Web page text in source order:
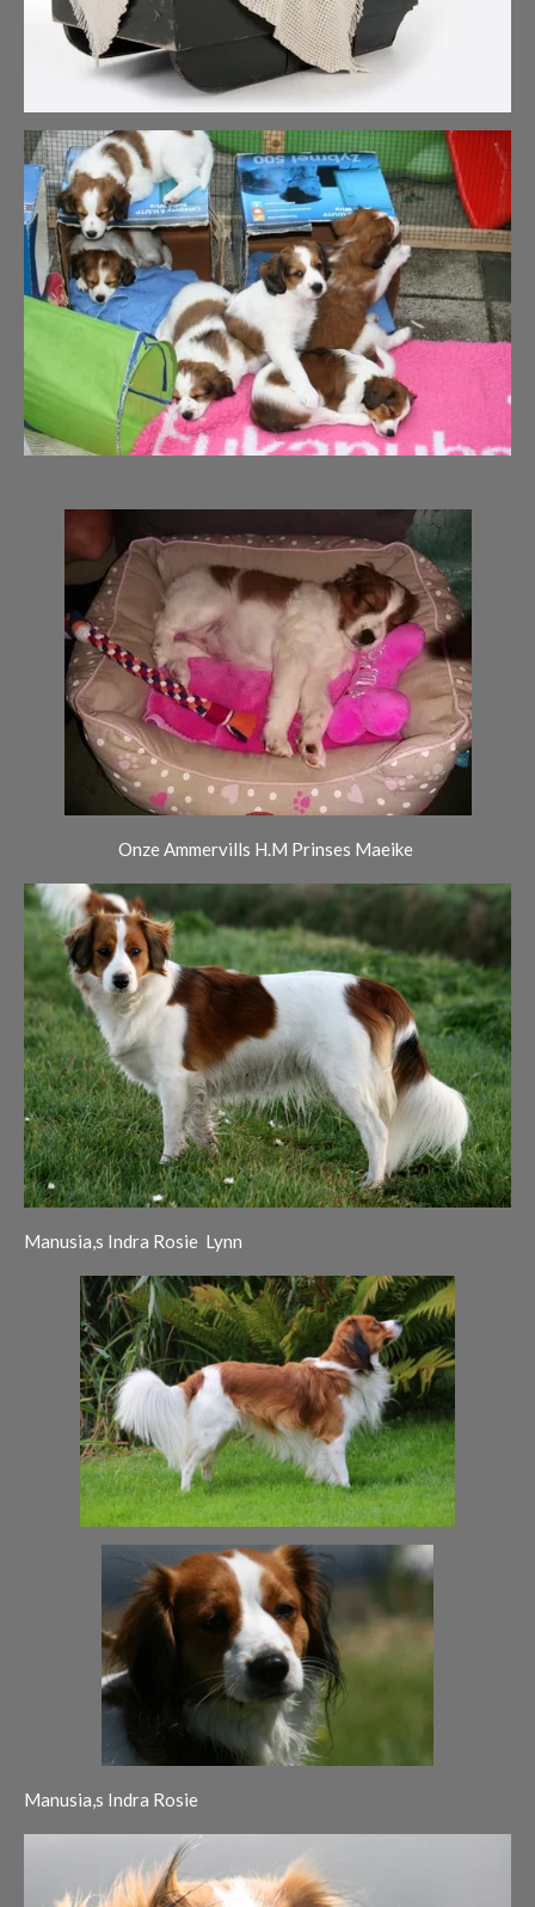
Onze Ammervills H.M Prinses Maeike
Manusia,s Indra Rosie Lynn
Manusia,s Indra Rosie